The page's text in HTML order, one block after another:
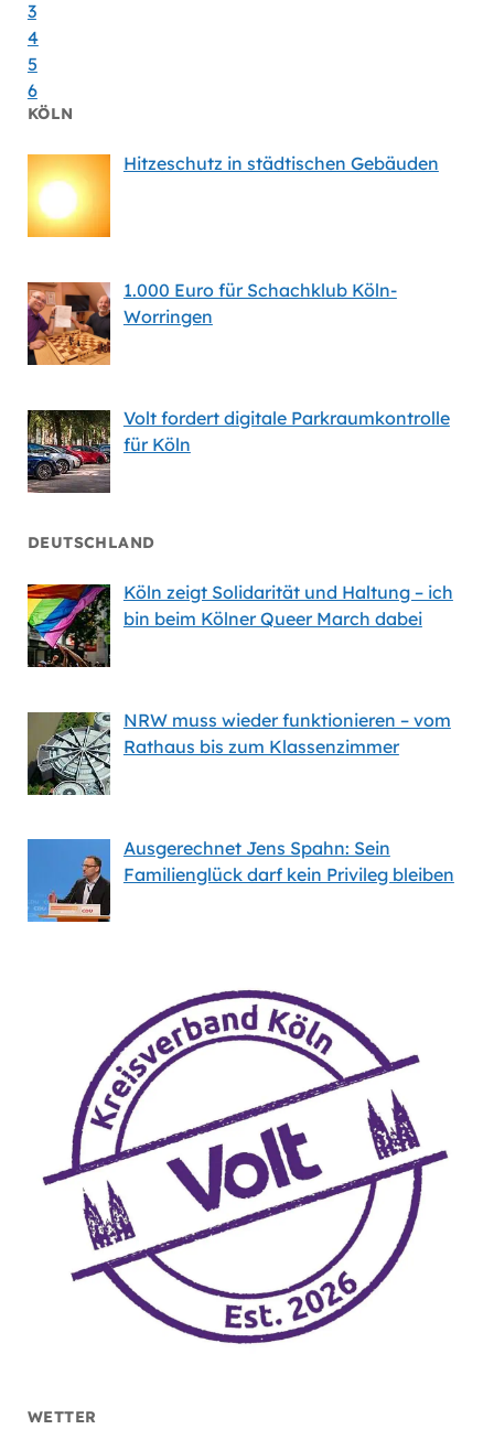
3
4
5
6
KÖLN
Hitzeschutz in städtischen Gebäuden
1.000 Euro für Schachklub Köln-
Worringen
Volt fordert digitale Parkraumkontrolle
für Köln
DEUTSCHLAND
Köln zeigt Solidarität und Haltung – ich
bin beim Kölner Queer March dabei
NRW muss wieder funktionieren – vom
Rathaus bis zum Klassenzimmer
Ausgerechnet Jens Spahn: Sein
Familienglück darf kein Privileg bleiben
WETTER